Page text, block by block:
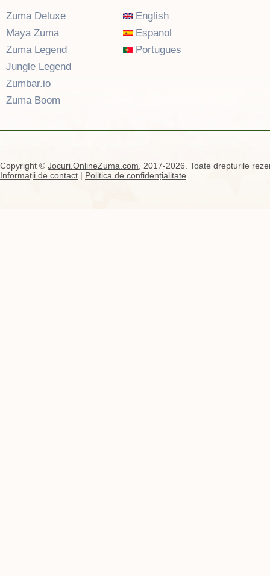
Zuma Deluxe
Maya Zuma
Zuma Legend
Jungle Legend
Zumbar.io
Zuma Boom
English
Espanol
Portugues
Copyright © Jocuri.OnlineZuma.com , 2017-2026. Toate drepturile
Informații de contact | Politica de confidențialitate